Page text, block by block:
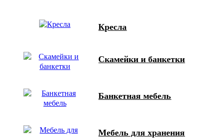
Кресла
Скамейки и банкетки
Банкетная мебель
Мебель для хранения